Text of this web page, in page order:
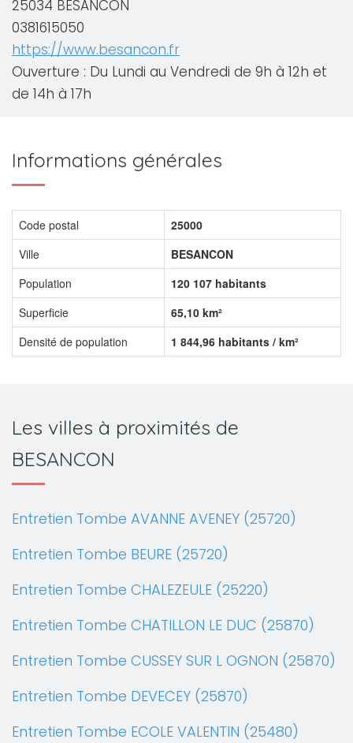
25034 BESANCON
0381615050
https://www.besancon.fr
Ouverture : Du Lundi au Vendredi de 9h à 12h et
de 14h à 17h
Informations générales
Code postal
25000
Ville
BESANCON
Population
120 107 habitants
Superficie
65,10 km²
Densité de population
1 844,96 habitants / km²
Les villes à proximités de
BESANCON
Entretien Tombe AVANNE AVENEY (25720)
Entretien Tombe BEURE (25720)
Entretien Tombe CHALEZEULE (25220)
Entretien Tombe CHATILLON LE DUC (25870)
Entretien Tombe CUSSEY SUR L OGNON (25870)
Entretien Tombe DEVECEY (25870)
Entretien Tombe ECOLE VALENTIN (25480)